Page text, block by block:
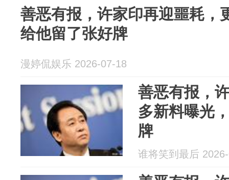
善恶有报，许家印再迎噩耗，
给他留了张好牌
漫婷侃娱乐 2026-07-18
善恶有报，
多新料曝光
牌
谁将笑到最后